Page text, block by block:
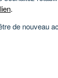
.
de nouveau